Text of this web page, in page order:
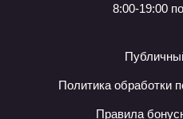
8:00-19:00
Политика обработки
Правила